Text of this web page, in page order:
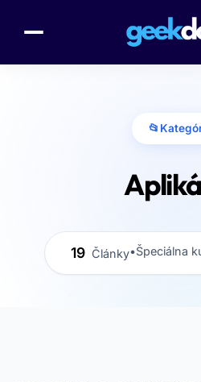
📂
19 Články•Špeciálna